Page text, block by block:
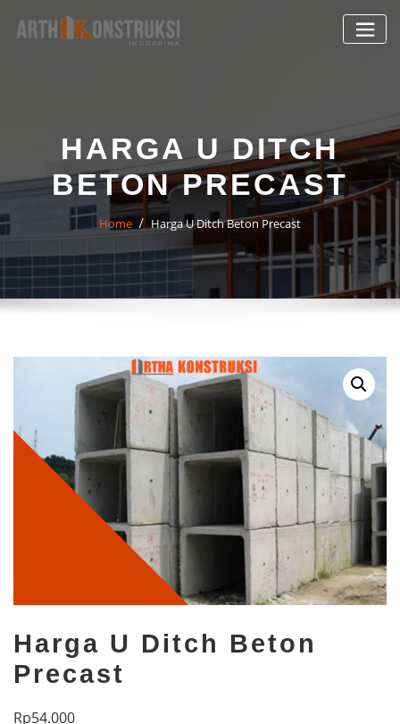
HARGA U DITCH
BETON PRECAST
Home Harga U Ditch Beton Precast
Harga U Ditch Beton
Precast
Rp54.000